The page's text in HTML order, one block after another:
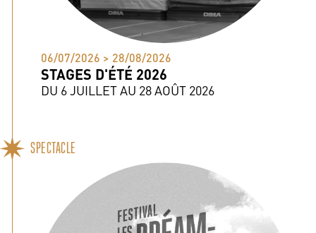
06/07/2026 > 28/08/2026
STAGES D'ÉTÉ 2026
DU 6 JUILLET AU 28 AOÛT 2026
SPECTACLE